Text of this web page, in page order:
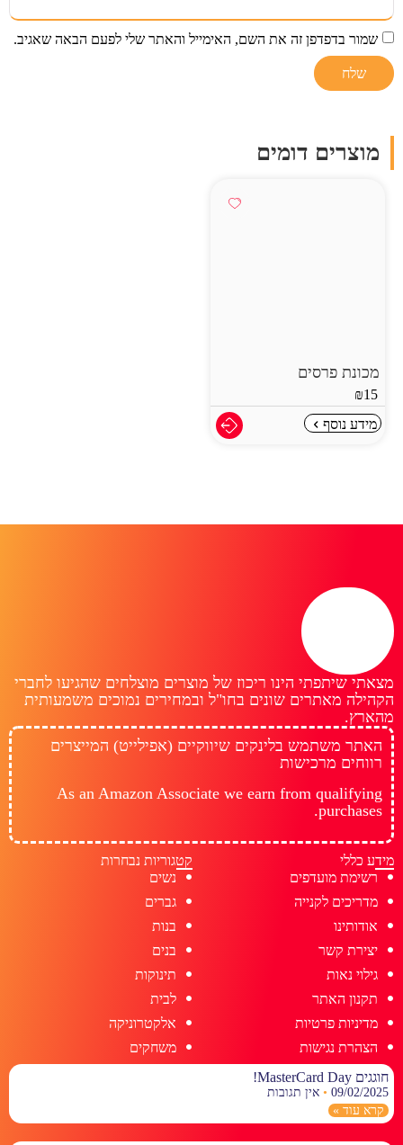
שמור בדפדפן זה את השם, האימייל והאתר שלי לפעם הבאה שאגיב.
מוצרים דומים
מכונת פרסים
₪15
מידע נוסף
מצאתי שיתפתי הינו ריכוז של מוצרים מוצלחים שהגיעו לחברי
הקהילה מאתרים שונים בחו"ל ובמחירים נמוכים משמעותית
מהארץ.
האתר משתמש בלינקים שיווקיים (אפילייט) המייצרים
רווחים מרכישות
As an Amazon Associate we earn from qualifying
purchases.
מידע כללי
רשימת מועדפים
מדריכים לקנייה
אודותינו
יצירת קשר
גילוי נאות
תקנון האתר
מדיניות פרטיות
הצהרת נגישות
קטגוריות נבחרות
נשים
גברים
בנות
בנים
תינוקות
לבית
אלקטרוניקה
משחקים
חוגגים MasterCard Day!
09/02/2025
אין תגובות
קרא עוד »